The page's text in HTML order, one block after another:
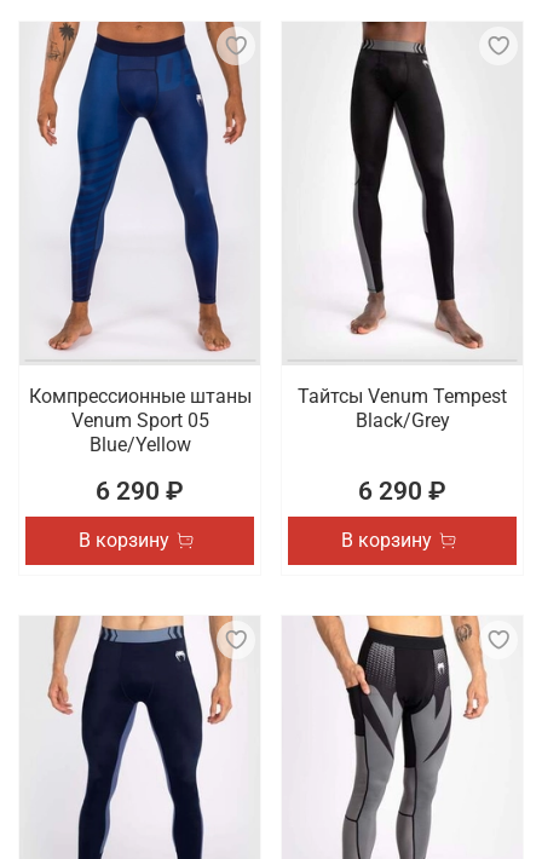
Компрессионные штаны
Venum Sport 05
Blue/Yellow
6 290 ₽
В корзину
Тайтсы Venum Tempest
Black/Grey
6 290 ₽
В корзину